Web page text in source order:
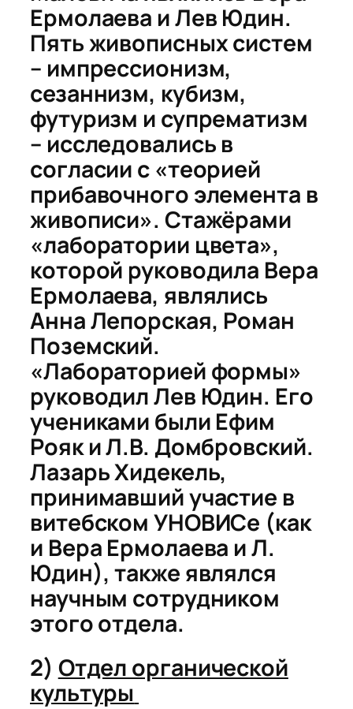
Ермолаева и Лев Юдин.
Пять живописных систем
– импрессионизм,
сезаннизм, кубизм,
футуризм и супрематизм
– исследовались в
согласии с «теорией
прибавочного элемента в
живописи». Стажёрами
«лаборатории цвета»,
которой руководила Вера
Ермолаева, являлись
Анна Лепорская, Роман
Поземский.
«Лабораторией формы»
руководил Лев Юдин. Его
учениками были Ефим
Рoяк и Л.В. Домбровский.
Лазарь Хидекель,
принимавший участие в
витебском УНОВИСе (как
и Вера Ермолаева и Л.
Юдин), также являлся
научным сотрудником
этого отдела.
2) Отдел органической
культуры